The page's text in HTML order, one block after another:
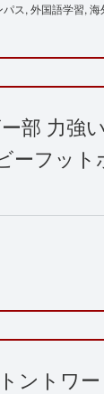
ス 外国語学習 海
部 力強
ーフッ
ントワ